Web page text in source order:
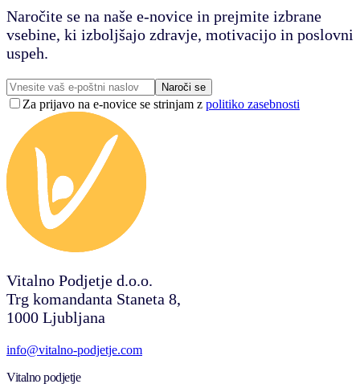
Naročite se na naše e-novice in prejmite izbrane
vsebine, ki izboljšajo zdravje, motivacijo in poslovni
uspeh.
Naroči se
Za prijavo na e-novice se strinjam z politiko zasebnosti
Vitalno Podjetje d.o.o.
Trg komandanta Staneta 8,
1000 Ljubljana
info@vitalno-podjetje.com
Vitalno podjetje